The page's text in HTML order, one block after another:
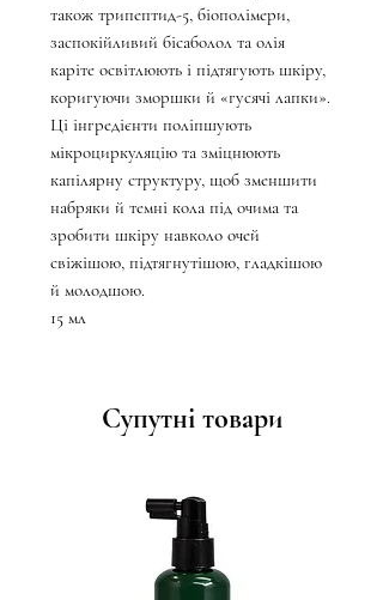
також трипептид-5, біополімери,
заспокійливий бісаболол та олія
каріте освітлюють і підтягують шкіру,
коригуючи зморшки й «гусячі лапки».
Ці інгредієнти поліпшують
мікроциркуляцію та зміцнюють
капілярну структуру, щоб зменшити
набряки й темні кола під очима та
зробити шкіру навколо очей
свіжішою, підтягнутішою, гладкішою
й молодшою.
15 мл
Супутні товари